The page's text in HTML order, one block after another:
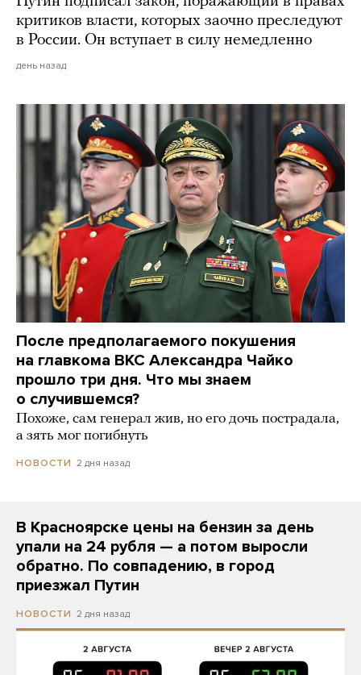
критиков власти, которых заочно преследуют
в России. Он вступает в силу немедленно
день назад
После предполагаемого покушения
на главкома ВКС Александра Чайко
прошло три дня. Что мы знаем
о случившемся?
Похоже, сам генерал жив, но его дочь пострадала,
а зять мог погибнуть
НОВОСТИ 2 дня назад
В Красноярске цены на бензин за день
упали на 24 рубля — а потом выросли
обратно. По совпадению, в город
приезжал Путин
НОВОСТИ 2 дня назад